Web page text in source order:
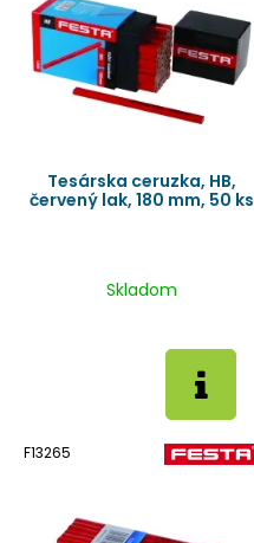
Tesárska ceruzka, HB,
červený lak, 180 mm, 50 ks
Skladom
F13265